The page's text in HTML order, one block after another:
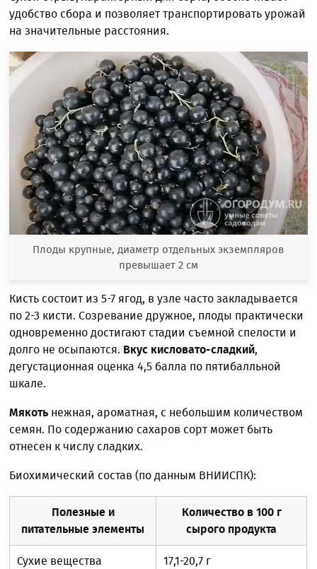
удобство сбора и позволяет транспортировать урожай
на значительные расстояния.
Плоды крупные, диаметр отдельных экземпляров
превышает 2 см
Кисть состоит из 5-7 ягод, в узле часто закладывается
по 2-3 кисти. Созревание дружное, плоды практически
одновременно достигают стадии съемной спелости и
долго не осыпаются. Вкус кисловато-сладкий,
дегустационная оценка 4,5 балла по пятибалльной
шкале.
Мякоть нежная, ароматная, с небольшим количеством
семян. По содержанию сахаров сорт может быть
отнесен к числу сладких.
Биохимический состав (по данным ВНИИСПК):
Полезные и
питательные элементы
Количество в 100 г
сырого продукта
Сухие вещества 17,1-20,7 г